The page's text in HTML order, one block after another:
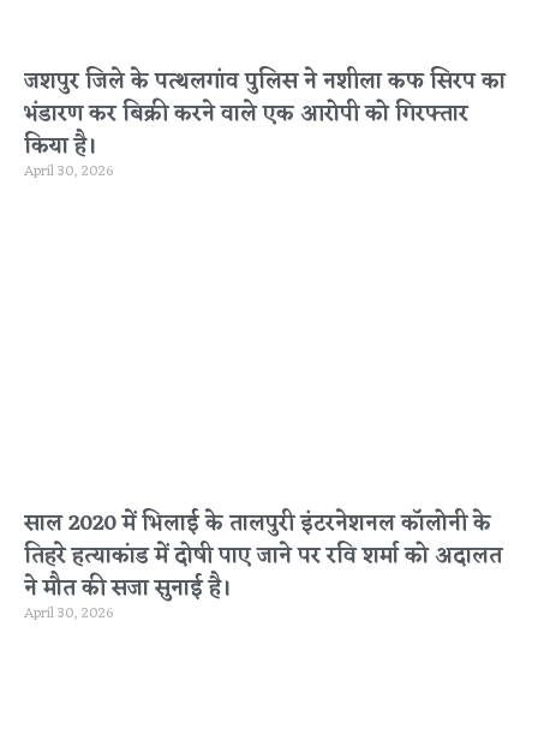
जशपुर जिले के पत्थलगांव पुलिस ने नशीला कफ सिरप का
भंडारण कर बिक्री करने वाले एक आरोपी को गिरफ्तार
किया है।
April 30, 2026
साल 2020 में भिलाई के तालपुरी इंटरनेशनल कॉलोनी के
तिहरे हत्याकांड में दोषी पाए जाने पर रवि शर्मा को अदालत
ने मौत की सजा सुनाई है।
April 30, 2026